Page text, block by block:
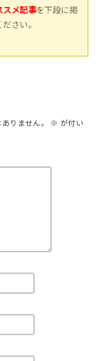
スメ記事を下段に掲
さい。
りません。 ※ が付い